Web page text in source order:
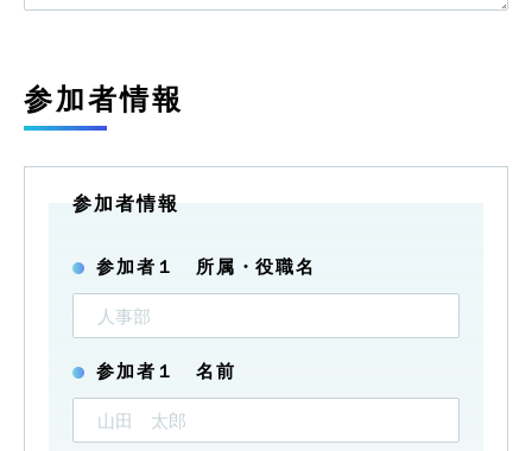
参加者情報
参加者１ 所属・役職名
参加者１ 名前